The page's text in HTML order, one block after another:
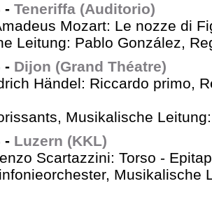
- Teneriffa (Auditorio)
Mozart: Le nozze di
Leitung: Pablo González,
- Dijon (Grand Théatre)
Händel: Riccardo primo,
Musikalische
- Luzern (KKL)
Scartazzini: Torso -
Musikalische